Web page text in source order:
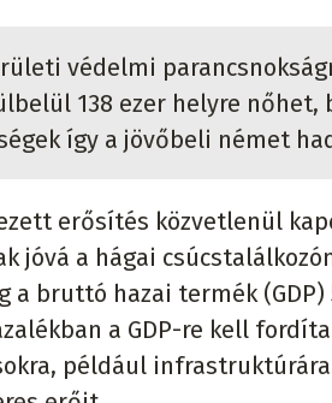
védelmi
138 ezer helyre nőhet,
így a jövőbeli német
erősítés közvetlenül
jóvá a hágai
a bruttó hazai termék
a GDP-re kell
például